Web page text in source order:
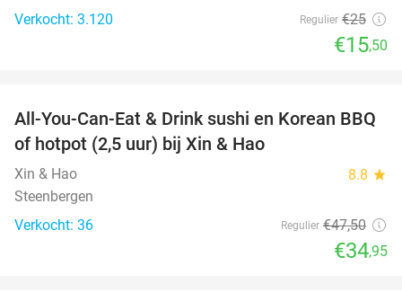
Verkocht: 3.120
Regulier €25
€15,50
26%
TODAY
All-You-Can-Eat & Drink sushi en Korean BBQ
of hotpot (2,5 uur) bij Xin & Hao
Xin & Hao 8.8 star
Steenbergen
Verkocht: 36
Regulier €47,50
€34,95